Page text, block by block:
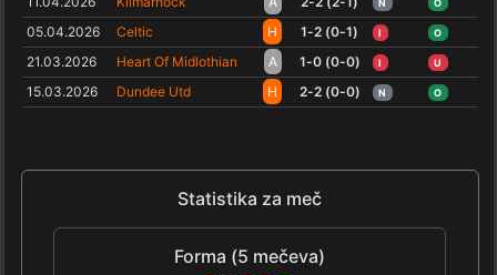
N O
05.04.2026 Celtic H 1-2 (0-1) I O
21.03.2026 Heart Of Midlothian A 1-0 (0-0) I U
15.03.2026 Dundee Utd H 2-2 (0-0) N O
Statistika za meč
Forma (5 mečeva)